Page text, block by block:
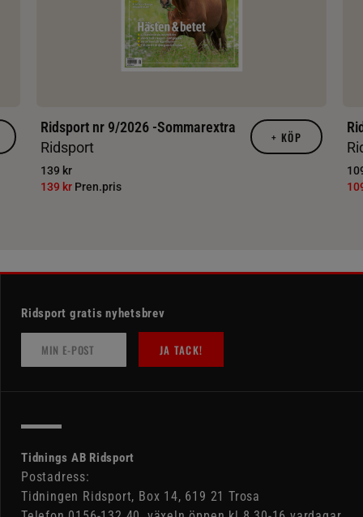
Ridsport nr 9/2026 -Sommarextra
Ridsport
139 kr
139 kr Pren.pris
+ KÖP
Ridsport gratis nyhetsbrev
JA TACK!
Tidnings AB Ridsport
Postadress:
Tidningen Ridsport, Box 14, 619 21 Trosa